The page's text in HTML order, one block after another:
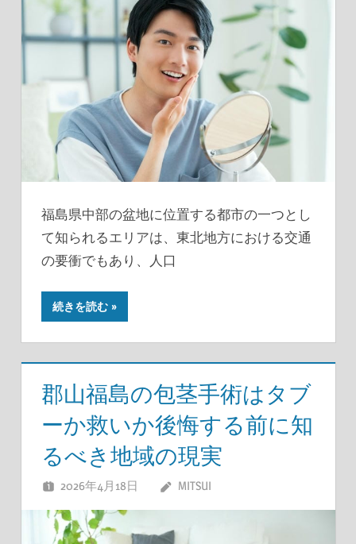
福島県中部の盆地に位置する都市の一つとし
て知られるエリアは、東北地方における交通
の要衝でもあり、人口
続きを読む
郡山福島の包茎手術はタブ
ーか救いか後悔する前に知
るべき地域の現実
2026年4月18日 MITSUI